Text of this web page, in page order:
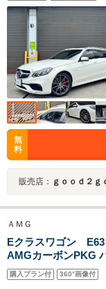
無
料
販売店： ｇｏｏｄ２ｇ
ＡＭＧ
Eクラスワゴン
AMGカーボンPKG
換済 サンルーフ
ヒーター 前席ベンチ
購入プラン付 360°画像付